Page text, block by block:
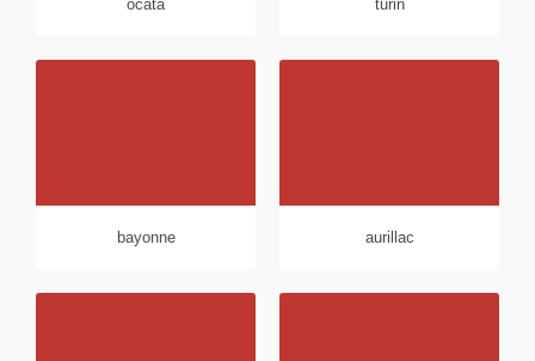
ocata turin
bayonne aurillac